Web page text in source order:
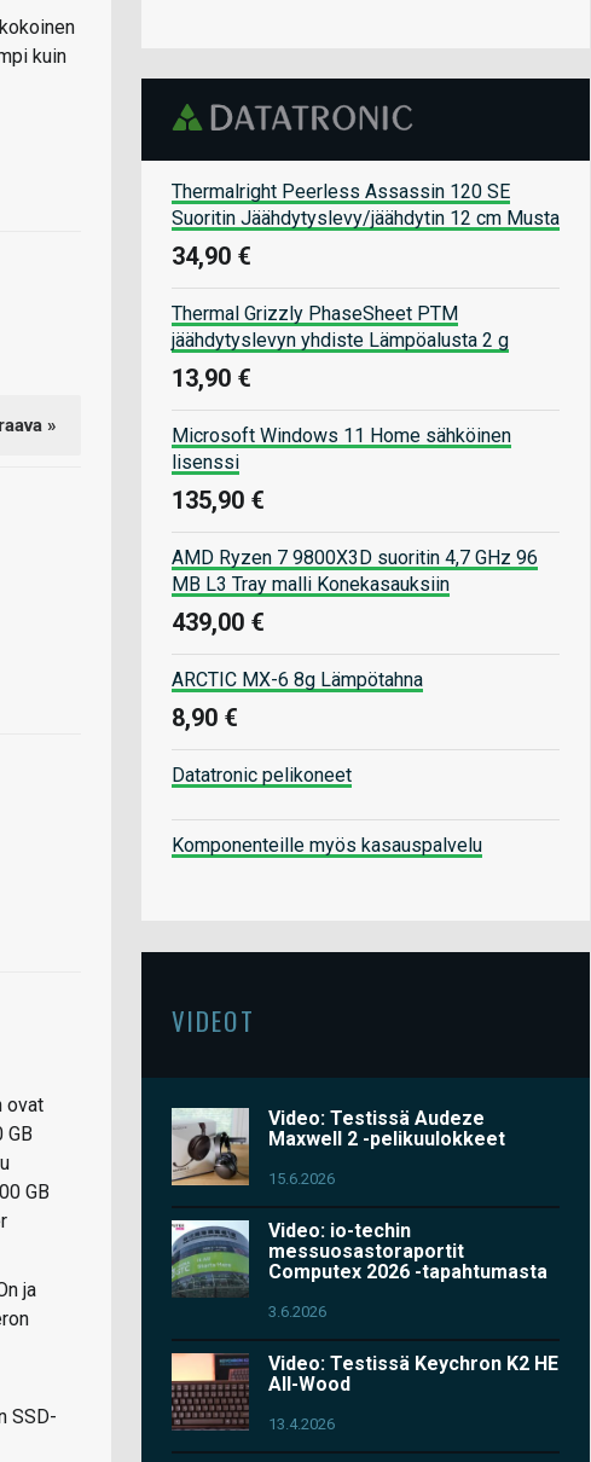
kuin
»
ovat
GB
GB
ja
SSD-
Thermalright Peerless Assassin 120 SE
Suoritin Jäähdytyslevy/jäähdytin 12 cm Musta
34,90 €
Thermal Grizzly PhaseSheet PTM
jäähdytyslevyn yhdiste Lämpöalusta 2 g
13,90 €
Microsoft Windows 11 Home sähköinen
lisenssi
135,90 €
AMD Ryzen 7 9800X3D suoritin 4,7 GHz 96
MB L3 Tray malli Konekasauksiin
439,00 €
ARCTIC MX-6 8g Lämpötahna
8,90 €
Datatronic pelikoneet
Komponenteille myös kasauspalvelu
VIDEOT
Video: Testissä Audeze
Maxwell 2 -pelikuulokkeet
15.6.2026
Video: io-techin
messuosastoraportit
Computex 2026 -tapahtumasta
3.6.2026
Video: Testissä Keychron K2 HE
All-Wood
13.4.2026